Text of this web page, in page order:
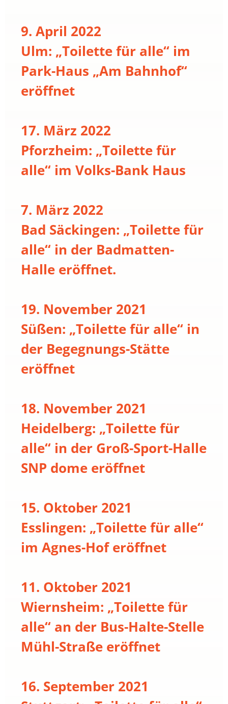
9. April 2022
Ulm: „Toilette für alle“ im
Park-Haus „Am Bahnhof“
eröffnet
17. März 2022
Pforzheim: „Toilette für
alle“ im Volks-Bank Haus
7. März 2022
Bad Säckingen: „Toilette für
alle“ in der Badmatten-
Halle eröffnet.
19. November 2021
Süßen: „Toilette für alle“ in
der Begegnungs-Stätte
eröffnet
18. November 2021
Heidelberg: „Toilette für
alle“ in der Groß-Sport-Halle
SNP dome eröffnet
15. Oktober 2021
Esslingen: „Toilette für alle“
im Agnes-Hof eröffnet
11. Oktober 2021
Wiernsheim: „Toilette für
alle“ an der Bus-Halte-Stelle
Mühl-Straße eröffnet
16. September 2021